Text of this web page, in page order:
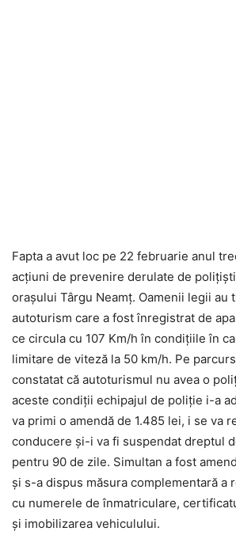
Fapta a avut loc pe 22 februarie anul
acțiuni de prevenire derulate de
orașului Târgu Neamț. Oamenii legii au
autoturism care a fost înregistrat de
ce circula cu 107 Km/h în condițiile în
limitare de viteză la 50 km/h. Pe
constatat că autoturismul nu avea o
aceste condiții echipajul de poliție i-a
va primi o amendă de 1.485 lei, i se va
conducere și-i va fi suspendat dreptul
pentru 90 de zile. Simultan a fost
și s-a dispus măsura complementară a
cu numerele de înmatriculare,
și imobilizarea vehiculului.